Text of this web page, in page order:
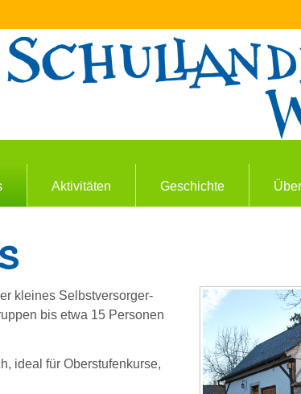
Inhalt
Aktivitäten Geschichte
kleines Selbstversorger-
bis etwa 15 Personen
ideal für Oberstufenkurse,